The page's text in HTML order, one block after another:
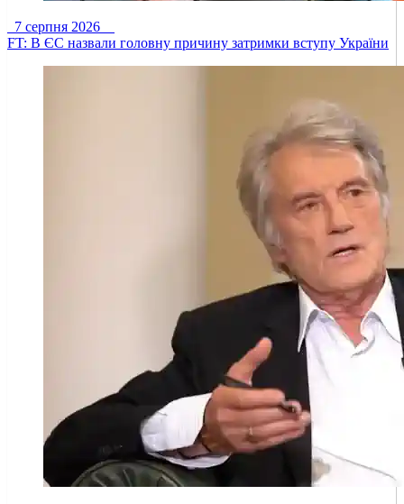
7 серпня 2026
FT: В ЄС назвали головну причину затримки вступу України